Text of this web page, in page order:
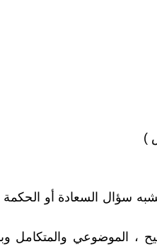
)
سؤال السعادة أو الحكمة
، الموضوعي والمتكامل